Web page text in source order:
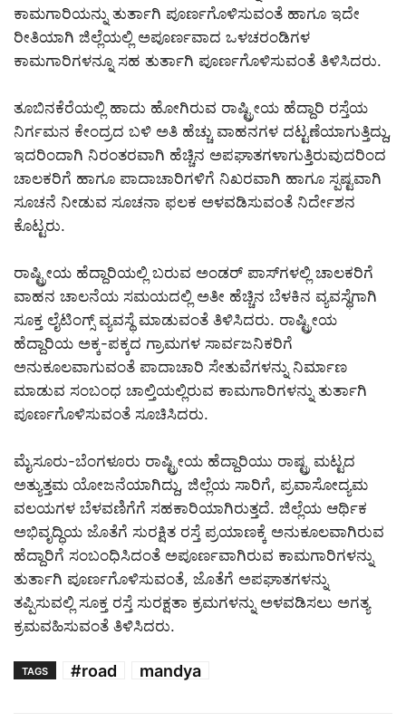
ಕಾಮಗಾರಿಯನ್ನು ತುರ್ತಾಗಿ ಪೂರ್ಣಗೊಳಿಸುವಂತೆ ಹಾಗೂ ಇದೇ
ರೀತಿಯಾಗಿ ಜಿಲ್ಲೆಯಲ್ಲಿ ಅಪೂರ್ಣವಾದ ಒಳಚರಂಡಿಗಳ
ಕಾಮಗಾರಿಗಳನ್ನೂ ಸಹ ತುರ್ತಾಗಿ ಪೂರ್ಣಗೊಳಿಸುವಂತೆ ತಿಳಿಸಿದರು.
ತೂಬಿನಕೆರೆಯಲ್ಲಿ ಹಾದು ಹೋಗಿರುವ ರಾಷ್ಟ್ರೀಯ ಹೆದ್ದಾರಿ ರಸ್ತೆಯ
ನಿರ್ಗಮನ ಕೇಂದ್ರದ ಬಳಿ ಅತಿ ಹೆಚ್ಚು ವಾಹನಗಳ ದಟ್ಟಣೆಯಾಗುತ್ತಿದ್ದು,
ಇದರಿಂದಾಗಿ ನಿರಂತರವಾಗಿ ಹೆಚ್ಚಿನ ಅಪಘಾತಗಳಾಗುತ್ತಿರುವುದರಿಂದ
ಚಾಲಕರಿಗೆ ಹಾಗೂ ಪಾದಾಚಾರಿಗಳಿಗೆ ನಿಖರವಾಗಿ ಹಾಗೂ ಸ್ಪಷ್ಟವಾಗಿ
ಸೂಚನೆ ನೀಡುವ ಸೂಚನಾ ಫಲಕ ಅಳವಡಿಸುವಂತೆ ನಿರ್ದೇಶನ
ಕೊಟ್ಟರು.
ರಾಷ್ಟ್ರೀಯ ಹೆದ್ದಾರಿಯಲ್ಲಿ ಬರುವ ಅಂಡರ್ ಪಾಸ್‌ಗಳಲ್ಲಿ ಚಾಲಕರಿಗೆ
ವಾಹನ ಚಾಲನೆಯ ಸಮಯದಲ್ಲಿ ಅತೀ ಹೆಚ್ಚಿನ ಬೆಳಕಿನ ವ್ಯವಸ್ಥೆಗಾಗಿ
ಸೂಕ್ತ ಲೈಟಿಂಗ್ಸ್ ವ್ಯವಸ್ಥೆ ಮಾಡುವಂತೆ ತಿಳಿಸಿದರು. ರಾಷ್ಟ್ರೀಯ
ಹೆದ್ದಾರಿಯ ಅಕ್ಕ-ಪಕ್ಕದ ಗ್ರಾಮಗಳ ಸಾರ್ವಜನಿಕರಿಗೆ
ಅನುಕೂಲವಾಗುವಂತೆ ಪಾದಾಚಾರಿ ಸೇತುವೆಗಳನ್ನು ನಿರ್ಮಾಣ
ಮಾಡುವ ಸಂಬಂಧ ಚಾಲ್ತಿಯಲ್ಲಿರುವ ಕಾಮಗಾರಿಗಳನ್ನು ತುರ್ತಾಗಿ
ಪೂರ್ಣಗೊಳಿಸುವಂತೆ ಸೂಚಿಸಿದರು.
ಮೈಸೂರು-ಬೆಂಗಳೂರು ರಾಷ್ಟ್ರೀಯ ಹೆದ್ದಾರಿಯು ರಾಷ್ಟ್ರ ಮಟ್ಟದ
ಅತ್ಯುತ್ತಮ ಯೋಜನೆಯಾಗಿದ್ದು, ಜಿಲ್ಲೆಯ ಸಾರಿಗೆ, ಪ್ರವಾಸೋದ್ಯಮ
ವಲಯಗಳ ಬೆಳವಣಿಗೆಗೆ ಸಹಕಾರಿಯಾಗಿರುತ್ತದೆ. ಜಿಲ್ಲೆಯ ಆರ್ಥಿಕ
ಅಭಿವೃದ್ಧಿಯ ಜೊತೆಗೆ ಸುರಕ್ಷಿತ ರಸ್ತೆ ಪ್ರಯಾಣಕ್ಕೆ ಅನುಕೂಲವಾಗಿರುವ
ಹೆದ್ದಾರಿಗೆ ಸಂಬಂಧಿಸಿದಂತೆ ಅಪೂರ್ಣವಾಗಿರುವ ಕಾಮಗಾರಿಗಳನ್ನು
ತುರ್ತಾಗಿ ಪೂರ್ಣಗೊಳಿಸುವಂತೆ, ಜೊತೆಗೆ ಅಪಘಾತಗಳನ್ನು
ತಪ್ಪಿಸುವಲ್ಲಿ ಸೂಕ್ತ ರಸ್ತೆ ಸುರಕ್ಷತಾ ಕ್ರಮಗಳನ್ನು ಅಳವಡಿಸಲು ಅಗತ್ಯ
ಕ್ರಮವಹಿಸುವಂತೆ ತಿಳಿಸಿದರು.
TAGS #road mandya